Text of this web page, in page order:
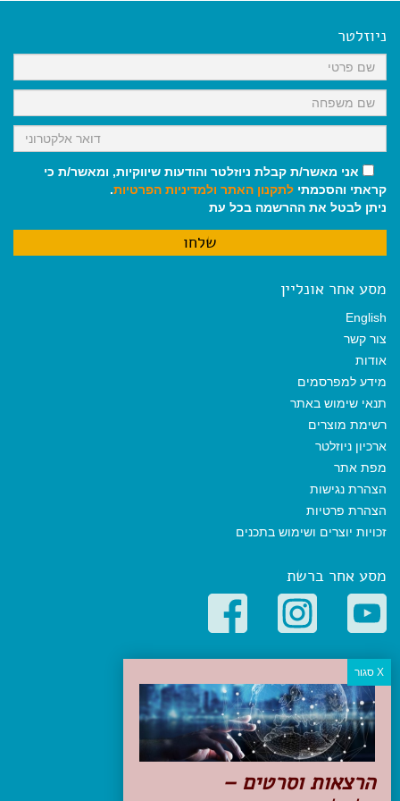
k
p
m
ניוזלטר
אני מאשר/ת קבלת ניוזלטר והודעות שיווקיות, ומאשר/ת כי
קראתי והסכמתי לתקנון האתר ולמדיניות הפרטיות.
ניתן לבטל את ההרשמה בכל עת
מסע אחר אונליין
English
צור קשר
אודות
מידע למפרסמים
תנאי שימוש באתר
רשימת מוצרים
ארכיון ניוזלטר
מפת אתר
הצהרת נגישות
הצהרת פרטיות
זכויות יוצרים ושימוש בתכנים
מסע אחר ברשת
קטגוריות פופולריות
יעדים
טיולים בישראל
מלונות בוטיק בישראל
טיפים והמלצות
הכנות לנסיעה
הרצאות וסרטים –